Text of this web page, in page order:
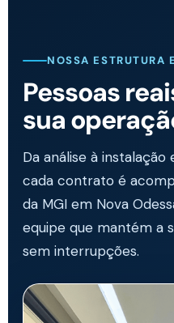
NOSSA ESTRUTURA
Pessoas
sua
Da análise à
cada contrato é
da MGI em Nova
equipe que mantém a
sem interrupções.